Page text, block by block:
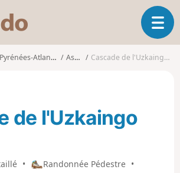
s
o
o
O
u
r
Pyrénées-Atlantiques Ascain Cascade de l'Uzkaingo Erreka
• Randonnée Pédestre •
de l'Uzkaingo